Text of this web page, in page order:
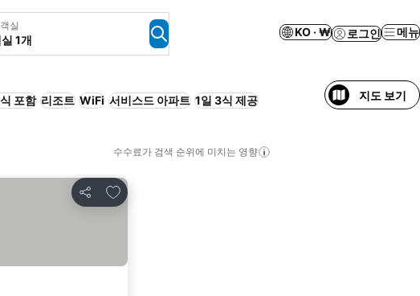
실
1개
KO · ₩ 로그인 메뉴
포함 리조트 WiFi 서비스드 아파트 1일 3식 제공 지도 보기
수수료가 검색 순위에 미치는 영향
공유
즐겨찾기에 추가